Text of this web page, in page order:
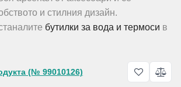
и стилния дизайн.
бутилки за вода и термоси в
(№ 99010126)